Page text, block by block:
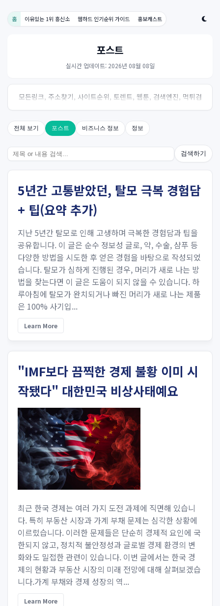
홈 이유있는 1위 흥신소 웹하드 인기순위 가이드 홍보캐스트
포스트
실시간 업데이트: 2026년 08월 08일
모든링크, 주소찾기, 사이트순위, 토렌트, 웹툰, 검색엔진, 먹튀검
증, 스포츠, 드라마, 커뮤니티 링크사이트! 여기여
전체 보기 포스트 비즈니스 정보 정보
검색하기
5년간 고통받았던, 탈모 극복 경험담
+ 팁(요약 추가)
지난 5년간 탈모로 인해 고생하며 극복한 경험담과 팁을
공유합니다. 이 글은 순수 정보성 글로, 약, 수술, 샴푸 등
다양한 방법을 시도한 후 얻은 경험을 바탕으로 작성되었
습니다. 탈모가 심하게 진행된 경우, 머리가 새로 나는 방
법을 찾는다면 이 글은 도움이 되지 않을 수 있습니다. 하
루아침에 탈모가 완치되거나 빠진 머리가 새로 나는 제품
은 100% 사기입...
Learn More
"IMF보다 끔찍한 경제 불황 이미 시
작됐다" 대한민국 비상사태예요
최근 한국 경제는 여러 가지 도전 과제에 직면해 있습니
다. 특히 부동산 시장과 가계 부채 문제는 심각한 상황에
이르렀습니다. 이러한 문제들은 단순히 경제적 요인에 국
한되지 않고, 정치적 불안정성과 글로벌 경제 환경의 변
화와도 밀접한 관련이 있습니다. 이번 글에서는 한국 경
제의 현황과 부동산 시장의 미래 전망에 대해 살펴보겠습
니다.가계 부채와 경제 성장의 역...
Learn More